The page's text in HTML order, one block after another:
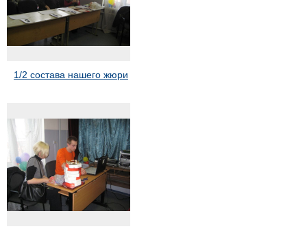
1/2 состава нашего жюри